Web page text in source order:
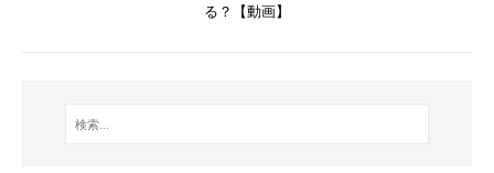
る？【動画】